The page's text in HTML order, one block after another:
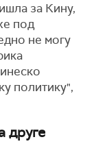
за Кину,
под
не могу
политику",
друге